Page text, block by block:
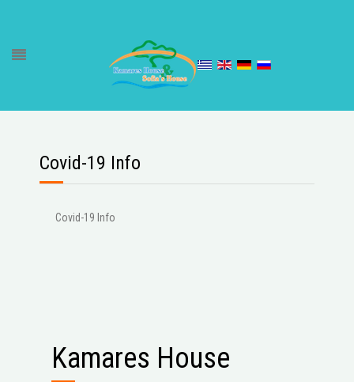
Covid-19 Info
Covid-19 Info
Kamares House